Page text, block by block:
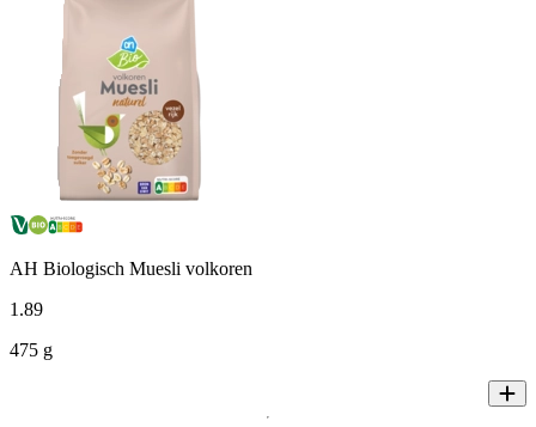
AH Biologisch Muesli volkoren
1 .89
475 g